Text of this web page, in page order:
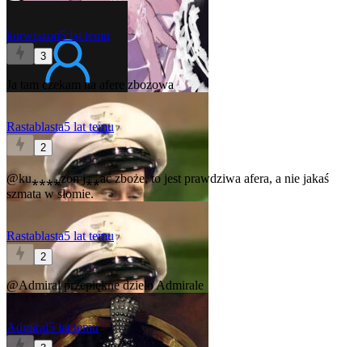
kurwiszon5 lat temu
3
Ja tam czekam na afere zbozowa
Rastablasta5 lat temu
2
@ku⁎⁎⁎⁎zon j⁎⁎ać zboże, to jest prawdziwa afera, a nie jakaś
szmata w słomie.
Rastablasta5 lat temu
2
@Admiralprzepiękne dzieło Admirale
Admiral5 lat temu